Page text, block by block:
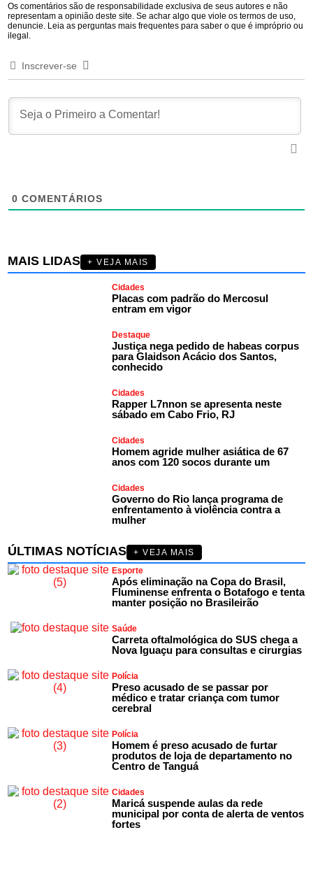
Os comentários são de responsabilidade exclusiva de seus autores e não
representam a opinião deste site. Se achar algo que viole os termos de uso,
denuncie. Leia as perguntas mais frequentes para saber o que é impróprio ou
ilegal.
Inscrever-se
0 COMENTÁRIOS
MAIS LIDAS + VEJA MAIS
Cidades
Placas com padrão do Mercosul
entram em vigor
Destaque
Justiça nega pedido de habeas corpus
para Glaidson Acácio dos Santos,
conhecido
Cidades
Rapper L7nnon se apresenta neste
sábado em Cabo Frio, RJ
Cidades
Homem agride mulher asiática de 67
anos com 120 socos durante um
Cidades
Governo do Rio lança programa de
enfrentamento à violência contra a
mulher
ÚLTIMAS NOTÍCIAS
+ VEJA MAIS
Esporte
Após eliminação na Copa do Brasil,
Fluminense enfrenta o Botafogo e tenta
manter posição no Brasileirão
Saúde
Carreta oftalmológica do SUS chega a
Nova Iguaçu para consultas e cirurgias
Polícia
Preso acusado de se passar por
médico e tratar criança com tumor
cerebral
Polícia
Homem é preso acusado de furtar
produtos de loja de departamento no
Centro de Tanguá
Cidades
Maricá suspende aulas da rede
municipal por conta de alerta de ventos
fortes